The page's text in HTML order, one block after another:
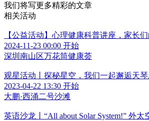
我们将写更多精彩的文章
相关活动
【公益活动】心理健康科普讲座，家长
2024-11-23 00:00 开始
深圳南山区万花筒健康荟
观星活动丨探秘星空，我们一起邂逅天
2023-04-22 13:30 开始
大鹏·西涌二号沙滩
英语沙龙丨“All about Solar System!” 外太